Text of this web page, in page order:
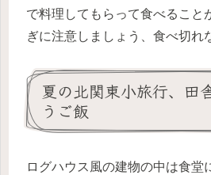
で料理してもらって食べること
ぎに注意しましょう、食べ切れ
夏の北関東小旅行、田
うご飯
ログハウス風の建物の中は食堂